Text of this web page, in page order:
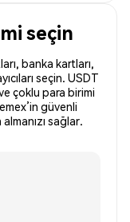
seçin
banka kartları,
seçin. USDT
çoklu para birimi
güvenli
sağlar.